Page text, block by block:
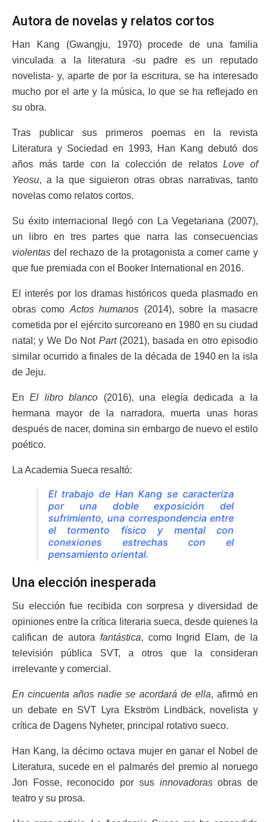
Autora de novelas y relatos cortos
Han Kang (Gwangju, 1970) procede de una familia
vinculada a la literatura -su padre es un reputado
novelista- y, aparte de por la escritura, se ha interesado
mucho por el arte y la música, lo que se ha reflejado en
su obra.
Tras publicar sus primeros poemas en la revista
Literatura y Sociedad en 1993, Han Kang debutó dos
años más tarde con la colección de relatosLove of
Yeosu, a la que siguieron otras obras narrativas, tanto
novelas como relatos cortos.
Su éxito internacional llegó con La Vegetariana (2007),
un libro en tres partes que narra las consecuencias
violentas del rechazo de la protagonista a comer carne y
que fue premiada con el Booker International en 2016.
El interés por los dramas históricos queda plasmado en
obras como Actos humanos (2014), sobre la masacre
cometida por el ejército surcoreano en 1980 en su ciudad
natal; y We Do Not Part(2021), basada en otro episodio
similar ocurrido a finales de la década de 1940 en la isla
de Jeju.
EnEl libro blanco (2016), una elegía dedicada a la
hermana mayor de la narradora, muerta unas horas
después de nacer, domina sin embargo de nuevo el estilo
poético.
La Academia Sueca resaltó:
El trabajo de Han Kang se caracteriza
por una doble exposición del
sufrimiento, una correspondencia entre
el tormento físico y mental con
conexiones estrechas con el
pensamiento oriental.
Una elección inesperada
Su elección fue recibida con sorpresa y diversidad de
opiniones entre la crítica literaria sueca, desde quienes la
califican de autora fantástica, como Ingrid Elam, de la
televisión pública SVT, a otros que la consideran
irrelevante y comercial.
En cincuenta años nadie se acordará de ella, afirmó en
un debate en SVT Lyra Ekström Lindbäck, novelista y
crítica de Dagens Nyheter, principal rotativo sueco.
Han Kang, la décimo octava mujer en ganar el Nobel de
Literatura, sucede en el palmarés del premio al noruego
Jon Fosse, reconocido por sus innovadorasobras de
teatro y su prosa.